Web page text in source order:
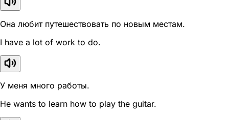
Она любит путешествовать по новым местам.
I have a lot of work to do.
У меня много работы.
He wants to learn how to play the guitar.